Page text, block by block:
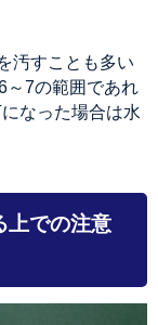
汚すことも多い
～7の範囲であれ
なった場合は水
上での注意